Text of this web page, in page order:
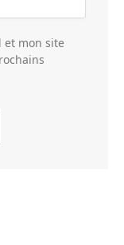
et mon site